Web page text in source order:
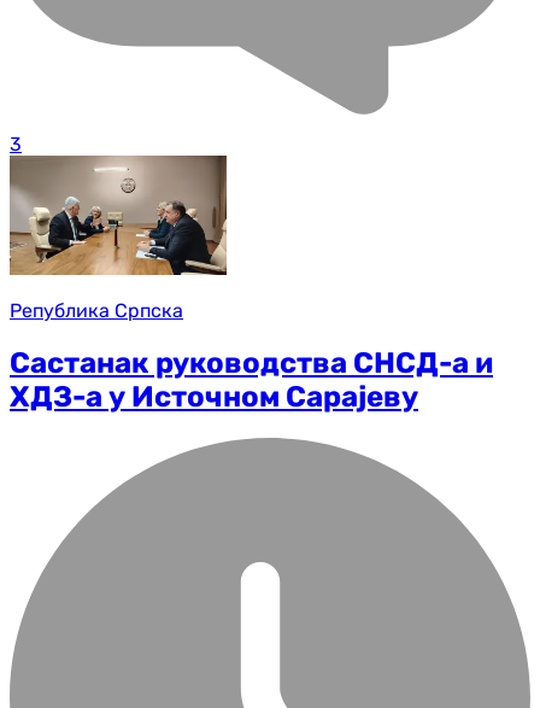
3
Република Српска
Састанак руководства СНСД-а и
ХДЗ-а у Источном Сарајеву